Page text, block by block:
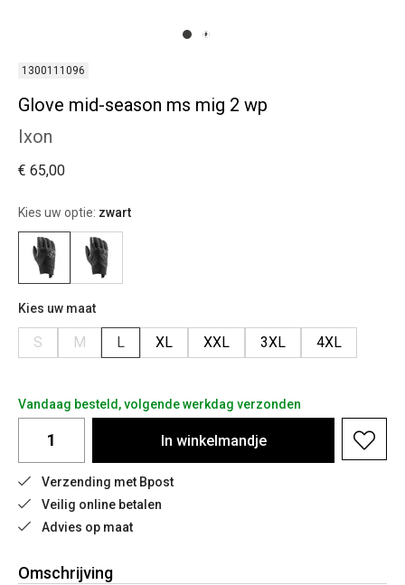
1300111096
Glove mid-season ms mig 2 wp
Ixon
€ 65,00
Kies uw optie: zwart
Kies uw maat
S M L XL XXL 3XL 4XL
Vandaag besteld, volgende werkdag verzonden
In winkelmandje
Verzending met Bpost
Veilig online betalen
Advies op maat
Omschrijving